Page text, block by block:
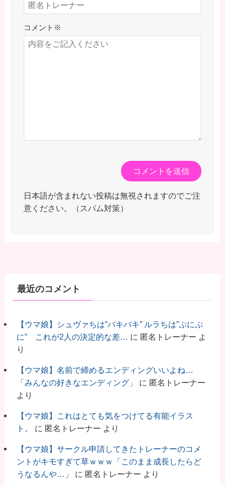
コメント ※
日本語が含まれない投稿は無視されますのでご注
意ください。（スパム対策）
最近のコメント
【ウマ娘】シュヴァちは”バキバキ” ルラちは”ぷにぷ
に” これが2人の決定的な差… に 匿名トレーナー よ
り
【ウマ娘】名前で締めるエンディングいいよね…
「みんなの好きなエンディング」
に 匿名トレーナー
より
【ウマ娘】これはとても気をつけてる有能イラス
ト。
に 匿名トレーナー より
【ウマ娘】サークル申請してきたトレーナーのコメ
ントがキモすぎて草ｗｗｗ「このまま成長したらど
うなるんや…」
に 匿名トレーナー より